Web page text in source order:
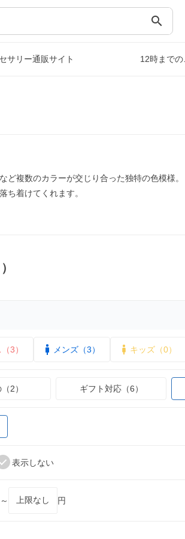
search
サリー通販サイト 12時まで
ど複数のカラーが交じり合った独特の色模様
ち着けてくれます。
3） メンズ（3） キッズ（0）
2） ギフト対応（6）
表示しない
円